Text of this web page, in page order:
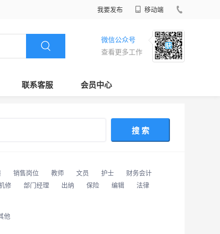
我要发布 移动端
微信公众号
查看更多工作
联系客服 会员中心
搜 索
销售岗位 教师 文员 护士
财务会计
修 部门经理 出纳 保险 编辑
法律
他